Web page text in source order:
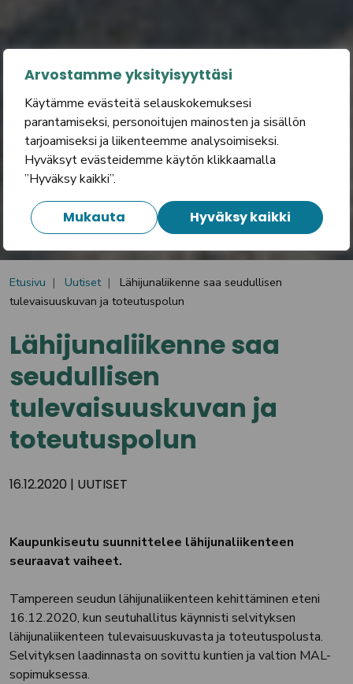
Arvostamme yksityisyyttäsi
Käytämme evästeitä selauskokemuksesi
parantamiseksi, personoitujen mainosten ja sisällön
tarjoamiseksi ja liikenteemme analysoimiseksi.
Hyväksyt evästeidemme käytön klikkaamalla
”Hyväksy kaikki”.
Mukauta Hyväksy kaikki
Etusivu Uutiset
Lähijunaliikenne saa seudullisen
tulevaisuuskuvan ja toteutuspolun
Lähijunaliikenne saa
seudullisen
tulevaisuuskuvan ja
toteutuspolun
16.12.2020 | UUTISET
Kaupunkiseutu suunnittelee lähijunaliikenteen
seuraavat vaiheet.
Tampereen seudun lähijunaliikenteen kehittäminen eteni
16.12.2020, kun seutuhallitus käynnisti selvityksen
lähijunaliikenteen tulevaisuuskuvasta ja toteutuspolusta.
Selvityksen laadinnasta on sovittu kuntien ja valtion MAL-
sopimuksessa.